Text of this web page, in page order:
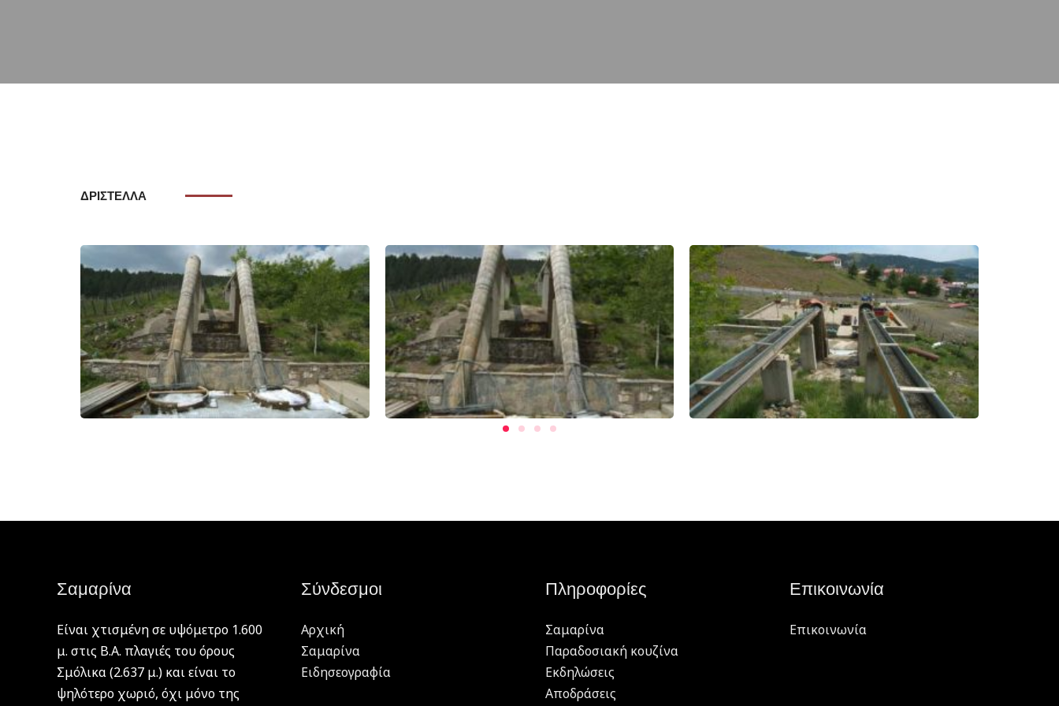
ΔΡΙΣΤΕΛΛΑ
Σαμαρίνα
Είναι χτισμένη σε υψόμετρο 1.600
μ. στις Β.Α. πλαγιές του όρους
Σμόλικα (2.637 μ.) και είναι το
ψηλότερο χωριό, όχι μόνο της
Σύνδεσμοι
Αρχική
Σαμαρίνα
Ειδησεογραφία
Πληροφορίες
Σαμαρίνα
Παραδοσιακή κουζίνα
Εκδηλώσεις
Αποδράσεις
Επικοινωνία
Επικοινωνία